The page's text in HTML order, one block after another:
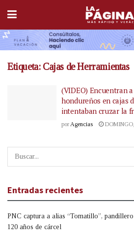
Etiqueta: Cajas de Herramientas
(VIDEO) Encuentran
hondureños en cajas
intentaban cruzar la
por Agencias
Entradas recientes
PNC captura a alias “Tomatillo”,
120 años de cárcel